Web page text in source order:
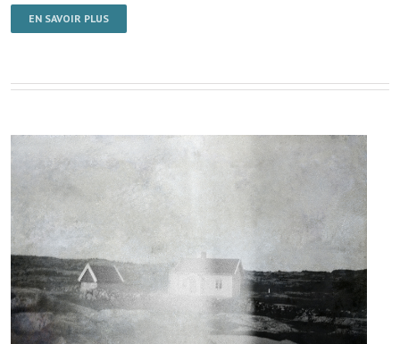
EN SAVOIR PLUS